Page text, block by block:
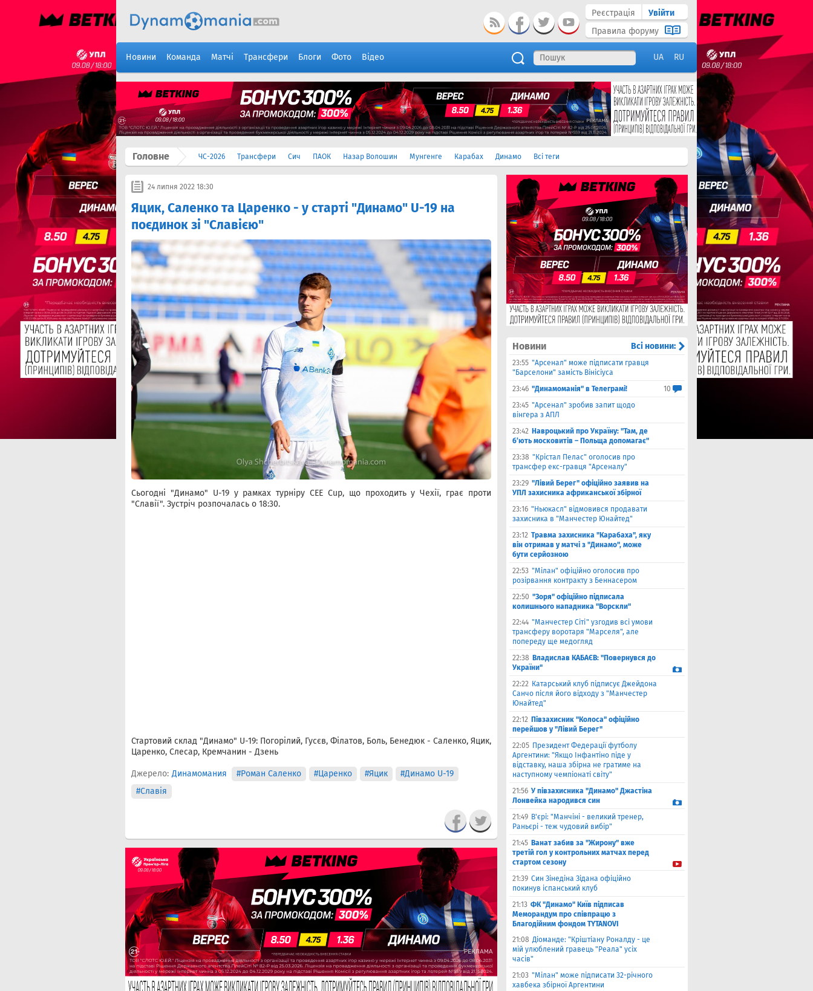
Реєстрація
Увійти
Правила форуму
Новини Команда Матчі Трансфери Блоги Фото Відео UA RU
Головне ЧС-2026 Трансфери Сич ПАОК Назар Волошин Мунгенге Карабах Динамо Всі теги
24 липня 2022 18:30
Яцик, Саленко та Царенко - у старті "Динамо" U-19 на
поєдинок зі "Славією"
Сьогодні "Динамо" U-19 у рамках турніру CEE Cup, що проходить у Чехії, грає проти
"Славії". Зустріч розпочалась о 18:30.
Стартовий склад "Динамо" U-19: Погорілий, Гусєв, Філатов, Боль, Бенедюк - Саленко, Яцик,
Царенко, Слесар, Кремчанин - Дзень
Джерело: Динамомания #Роман Саленко #Царенко #Яцик
#Динамо U-19
#Славія
Новини Всі новини:
23:55 "Арсенал" може підписати гравця
"Барселони" замість Вінісіуса
23:46 "Динамоманія" в Телеграмі!
10
23:45 "Арсенал" зробив запит щодо
вінгера з АПЛ
23:42 Навроцький про Україну: "Там, де
б’ють московитів – Польща допомагає"
23:38 "Крістал Пелас" оголосив про
трансфер екс-гравця "Арсеналу"
23:29 "Лівий Берег" офіційно заявив на
УПЛ захисника африканської збірної
23:16 "Ньюкасл" відмовився продавати
захисника в "Манчестер Юнайтед"
23:12 Травма захисника "Карабаха", яку
він отримав у матчі з "Динамо", може
бути серйозною
22:53 "Мілан" офіційно оголосив про
розірвання контракту з Беннасером
22:50 "Зоря" офіційно підписала
колишнього нападника "Ворскли"
22:44 "Манчестер Сіті" узгодив всі умови
трансферу воротаря "Марселя", але
попереду ще медогляд
22:38 Владислав КАБАЄВ: "Повернувся до
України"
22:22 Катарський клуб підписує Джейдона
Санчо після його відходу з "Манчестер
Юнайтед"
22:12 Півзахисник "Колоса" офіційно
перейшов у "Лівий Берег"
22:05 Президент Федерації футболу
Аргентини: "Якщо Інфантіно піде у
відставку, наша збірна не гратиме на
наступному чемпіонаті світу"
21:56 У півзахисника "Динамо" Джастіна
Лонвейка народився син
21:49 В'єрі: "Манчіні - великий тренер,
Раньєрі - теж чудовий вибір"
21:45 Ванат забив за "Жирону" вже
третій гол у контрольних матчах перед
стартом сезону
21:39 Син Зінедіна Зідана офіційно
покинув іспанський клуб
21:13 ФК "Динамо" Київ підписав
Меморандум про співпрацю з
Благодійним фондом TYTANOVI
21:08 Діоманде: "Кріштіану Роналду - це
мій улюблений гравець "Реала" усіх
часів"
21:03 "Мілан" може підписати 32-річного
хавбека збірної Аргентини